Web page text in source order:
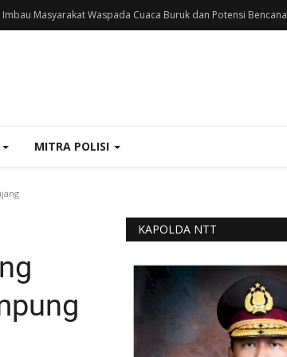
Masyarakat Waspada Cuaca Buruk dan Potensi Bencana
MITRA POLISI
KAPOLDA NTT